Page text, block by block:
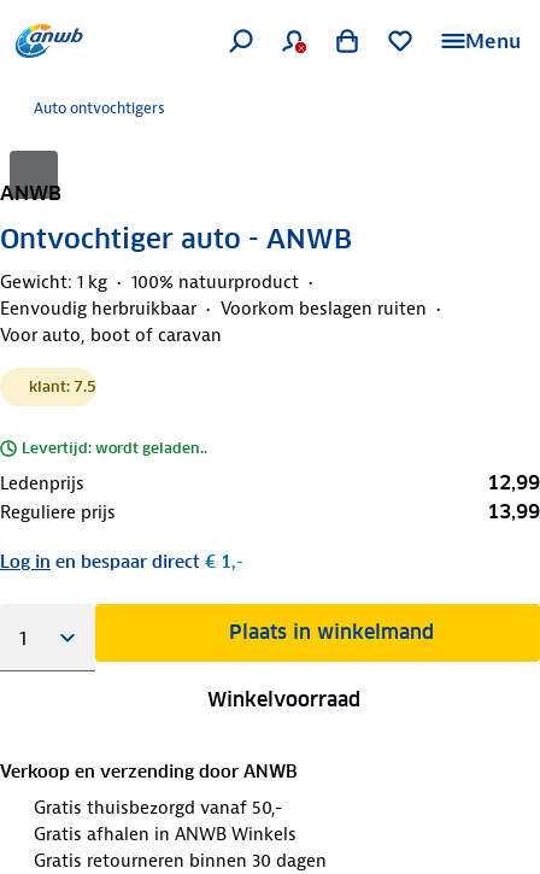
Menu
Auto ontvochtigers
ANWB
Ontvochtiger auto - ANWB
Gewicht: 1 kg
100% natuurproduct
Eenvoudig herbruikbaar
Voorkom beslagen ruiten
Voor auto, boot of caravan
klant: 7.5
Levertijd: wordt geladen..
Ledenprijs 12,99
Reguliere prijs 13,99
Log in en bespaar direct € 1,-
Plaats in winkelmand
Winkelvoorraad
Verkoop en verzending door ANWB
Gratis thuisbezorgd vanaf 50,-
Gratis afhalen in ANWB Winkels
Gratis retourneren binnen 30 dagen